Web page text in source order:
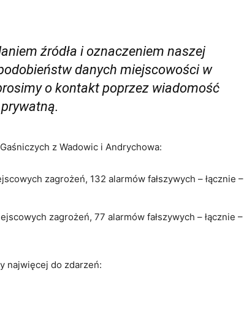
źródła i oznaczeniem naszej
danych miejscowości w
o kontakt poprzez wiadomość
prywatną.
z Wadowic i Andrychowa:
zagrożeń, 132 alarmów fałszywych – łącznie –
zagrożeń, 77 alarmów fałszywych – łącznie –
najwięcej do zdarzeń: